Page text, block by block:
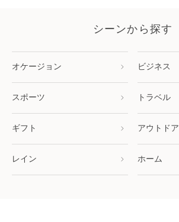
シーンから探す
オケージョン ビジネス
スポーツ トラベル
ギフト アウトドア
レイン ホーム